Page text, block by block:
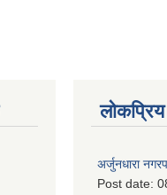
अर्जुनधारा
Post date: